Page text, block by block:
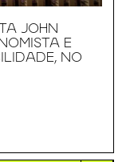
JOHN
E
NO